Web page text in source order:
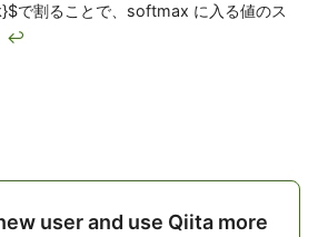
で割ることで、softmax に入る値のス
↩
user and use Qiita more